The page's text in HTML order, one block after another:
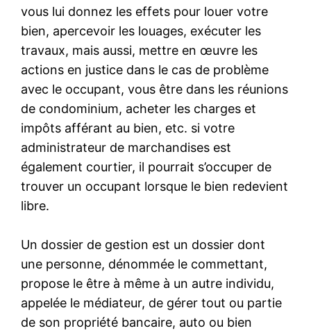
vous lui donnez les effets pour louer votre
bien, apercevoir les louages, exécuter les
travaux, mais aussi, mettre en œuvre les
actions en justice dans le cas de problème
avec le occupant, vous être dans les réunions
de condominium, acheter les charges et
impôts afférant au bien, etc. si votre
administrateur de marchandises est
également courtier, il pourrait s’occuper de
trouver un occupant lorsque le bien redevient
libre.
Un dossier de gestion est un dossier dont
une personne, dénommée le commettant,
propose le être à même à un autre individu,
appelée le médiateur, de gérer tout ou partie
de son propriété bancaire, auto ou bien